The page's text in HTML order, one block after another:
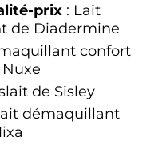
prix : Lait
de Diadermine
confort
de Sisley
démaquillant